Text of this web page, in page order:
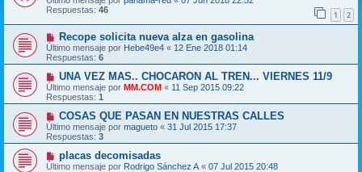
Respuestas: 46 1 2
Recope solicita nueva alza en gasolina
Último mensaje por Hebe49e4 « 12 Ene 2018 01:14
Respuestas: 6
UNA VEZ MAS.. CHOCARON AL TREN... VIERNES 11/9
Último mensaje por MM.COM « 11 Sep 2015 09:22
Respuestas: 1
COSAS QUE PASAN EN NUESTRAS CALLES
Último mensaje por magueto « 31 Jul 2015 17:37
Respuestas: 3
placas decomisadas
Último mensaje por Rodrigo Sánchez A « 07 Jul 2015 20:48